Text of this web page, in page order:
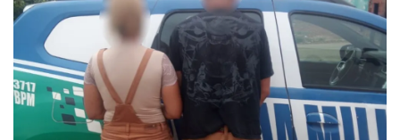
RECADOS
Dicas da Mamys Zelita